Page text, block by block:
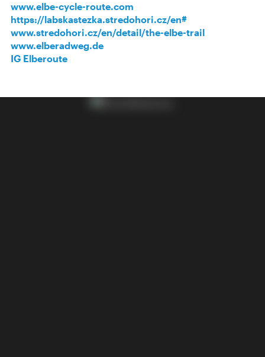
www.elbe-cycle-route.com
https://labskastezka.stredohori.cz/en#
www.stredohori.cz/en/detail/the-elbe-trail
www.elberadweg.de
IG Elberoute